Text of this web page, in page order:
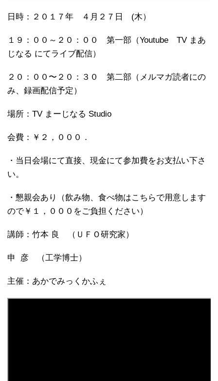
日時：２０１７年 ４月２７日 (木）
１９：００～２０：００ 第一部（Youtube TV まあ
じなる にてライブ配信）
２０：００〜２０：３０ 第二部（メルマガ読者にの
み、録画配信予定）
場所：TV まーじなる Studio
会費：￥２，０００．
・当日会場にて直接、現金にて参加費をお支払い下さ
い。
・懇親会あり（飲み物、食べ物はこちらで用意します
ので￥１，０００をご負担ください）
講師：竹本 良 （ＵＦＯ研究家）
申 彦 （工学博士）
主催：あかでみっくかふぇ